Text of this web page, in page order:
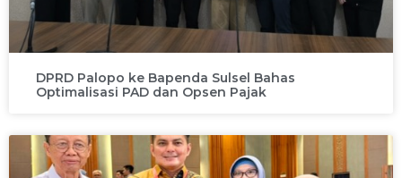
DPRD Palopo ke Bapenda Sulsel Bahas
Optimalisasi PAD dan Opsen Pajak